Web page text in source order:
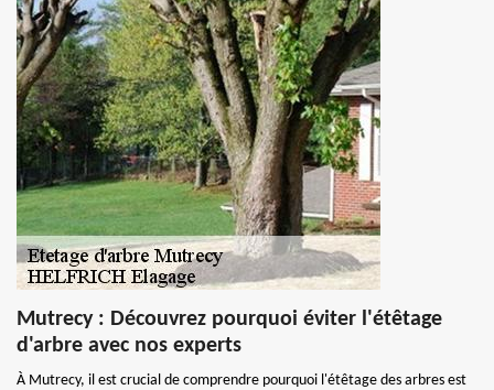
Mutrecy : Découvrez pourquoi éviter l'étêtage
d'arbre avec nos experts
À Mutrecy, il est crucial de comprendre pourquoi l'étêtage des arbres est